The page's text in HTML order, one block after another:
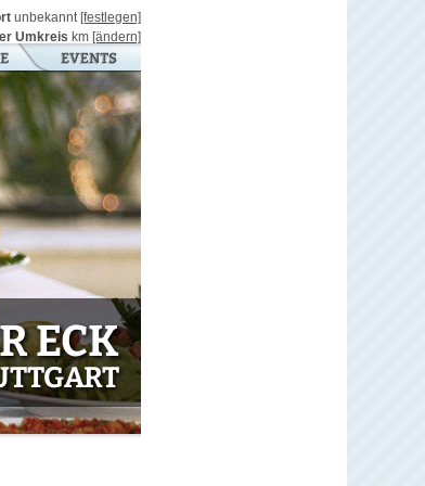
unbekannt [festlegen]
Umkreis km [ändern]
ECK